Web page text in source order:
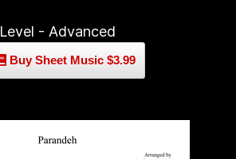
Level - Advanced
Buy Sheet Music $3.99